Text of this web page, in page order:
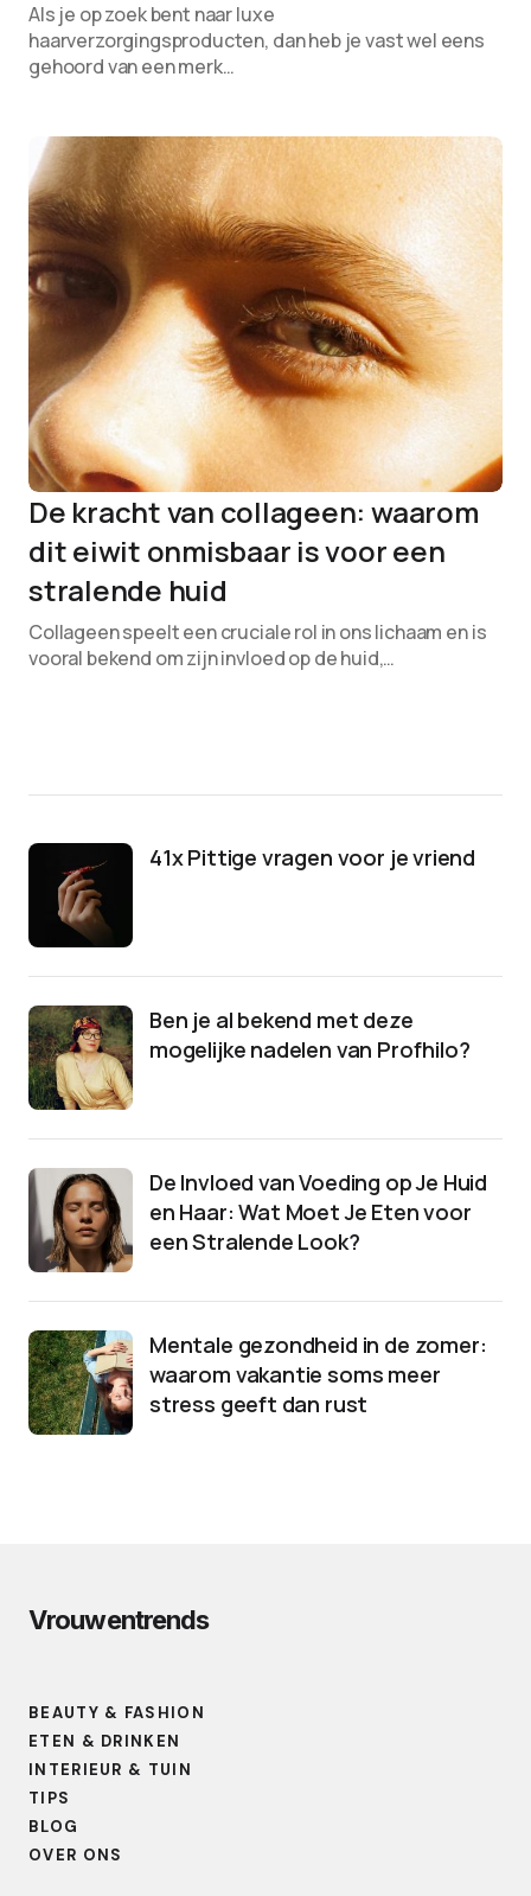
Als je op zoek bent naar luxe
haarverzorgingsproducten, dan heb je vast wel eens
gehoord van een merk…
De kracht van collageen: waarom
dit eiwit onmisbaar is voor een
stralende huid
Collageen speelt een cruciale rol in ons lichaam en is
vooral bekend om zijn invloed op de huid,…
41x Pittige vragen voor je vriend
Ben je al bekend met deze
mogelijke nadelen van Profhilo?
De Invloed van Voeding op Je Huid
en Haar: Wat Moet Je Eten voor
een Stralende Look?
Mentale gezondheid in de zomer:
waarom vakantie soms meer
stress geeft dan rust
Vrouwentrends
BEAUTY & FASHION
ETEN & DRINKEN
INTERIEUR & TUIN
TIPS
BLOG
OVER ONS